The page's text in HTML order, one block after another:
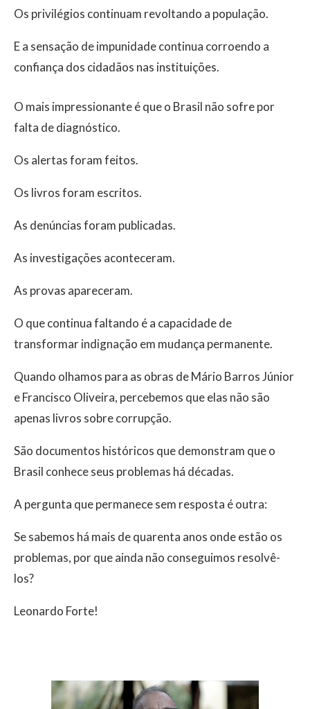
Os privilégios continuam revoltando a população.
E a sensação de impunidade continua corroendo a
confiança dos cidadãos nas instituições.
O mais impressionante é que o Brasil não sofre por
falta de diagnóstico.
Os alertas foram feitos.
Os livros foram escritos.
As denúncias foram publicadas.
As investigações aconteceram.
As provas apareceram.
O que continua faltando é a capacidade de
transformar indignação em mudança permanente.
Quando olhamos para as obras de Mário Barros Júnior
e Francisco Oliveira, percebemos que elas não são
apenas livros sobre corrupção.
São documentos históricos que demonstram que o
Brasil conhece seus problemas há décadas.
A pergunta que permanece sem resposta é outra:
Se sabemos há mais de quarenta anos onde estão os
problemas, por que ainda não conseguimos resolvê-
los?
Leonardo Forte!